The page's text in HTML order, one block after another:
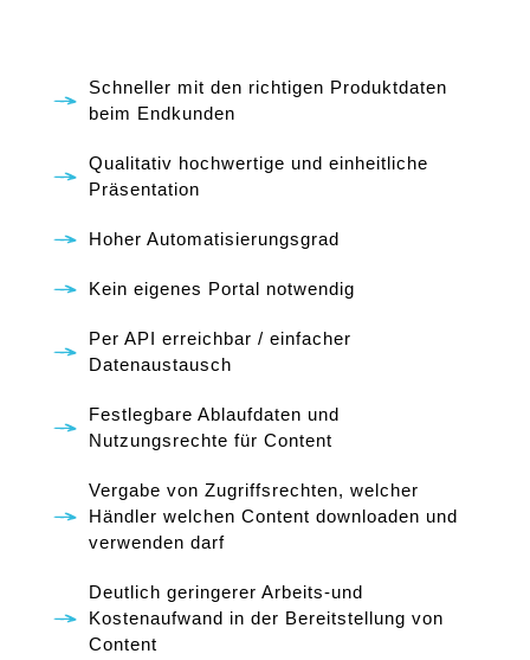
Schneller mit den richtigen Produktdaten
beim Endkunden
Qualitativ hochwertige und einheitliche
Präsentation
Hoher Automatisierungsgrad
Kein eigenes Portal notwendig
Per API erreichbar / einfacher
Datenaustausch
Festlegbare Ablaufdaten und
Nutzungsrechte für Content
Vergabe von Zugriffsrechten, welcher
Händler welchen Content downloaden und
verwenden darf
Deutlich geringerer Arbeits-und
Kostenaufwand in der Bereitstellung von
Content